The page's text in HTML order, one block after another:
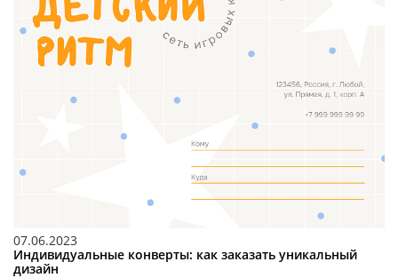
07.06.2023
Индивидуальные конверты: как заказать уникальный
дизайн